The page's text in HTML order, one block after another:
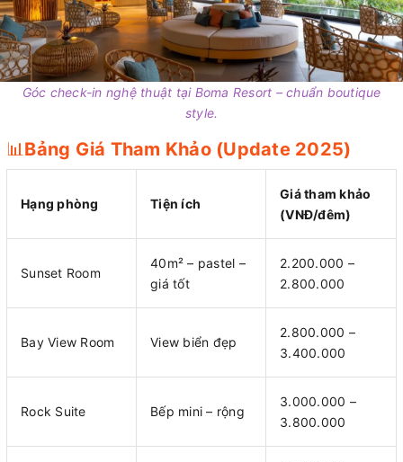
Góc check-in nghệ thuật tại Boma Resort – chuẩn boutique
style.
📊Bảng Giá Tham Khảo (Update 2025)
Hạng phòng Tiện ích
Giá tham khảo
(VNĐ/đêm)
Sunset Room
40m² – pastel –
giá tốt
2.200.000 –
2.800.000
Bay View Room View biển đẹp
2.800.000 –
3.400.000
Rock Suite Bếp mini – rộng
3.000.000 –
3.800.000